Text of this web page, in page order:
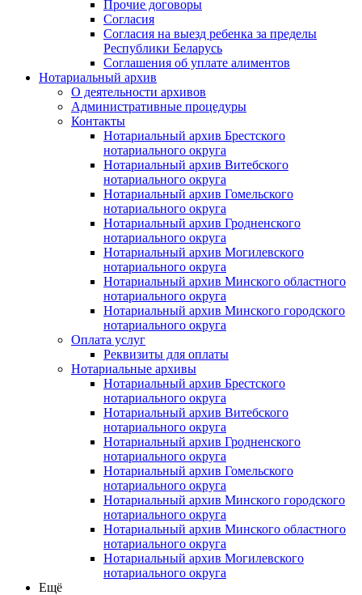
Прочие договоры
Согласия
Согласия на выезд ребенка за пределы
Республики Беларусь
Соглашения об уплате алиментов
Нотариальный архив
О деятельности архивов
Административные процедуры
Контакты
Нотариальный архив Брестского
нотариального округа
Нотариальный архив Витебского
нотариального округа
Нотариальный архив Гомельского
нотариального округа
Нотариальный архив Гродненского
нотариального округа
Нотариальный архив Могилевского
нотариального округа
Нотариальный архив Минского областного
нотариального округа
Нотариальный архив Минского городского
нотариального округа
Оплата услуг
Реквизиты для оплаты
Нотариальные архивы
Нотариальный архив Брестского
нотариального округа
Нотариальный архив Витебского
нотариального округа
Нотариальный архив Гродненского
нотариального округа
Нотариальный архив Гомельского
нотариального округа
Нотариальный архив Минского городского
нотариального округа
Нотариальный архив Минского областного
нотариального округа
Нотариальный архив Могилевского
нотариального округа
Ещё